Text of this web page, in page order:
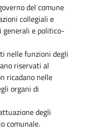
del comune
collegiali e
e politico-
nelle funzioni degli
riservati al
ricadano nelle
organi di
degli
comunale.